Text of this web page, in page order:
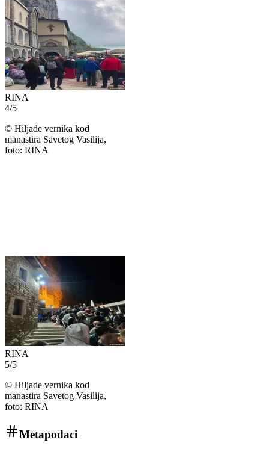
RINA
4/5
© Hiljade vernika kod
manastira Savetog Vasilija,
foto: RINA
RINA
5/5
© Hiljade vernika kod
manastira Savetog Vasilija,
foto: RINA
Metapodaci